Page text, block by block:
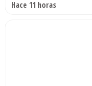
Hace 11 horas